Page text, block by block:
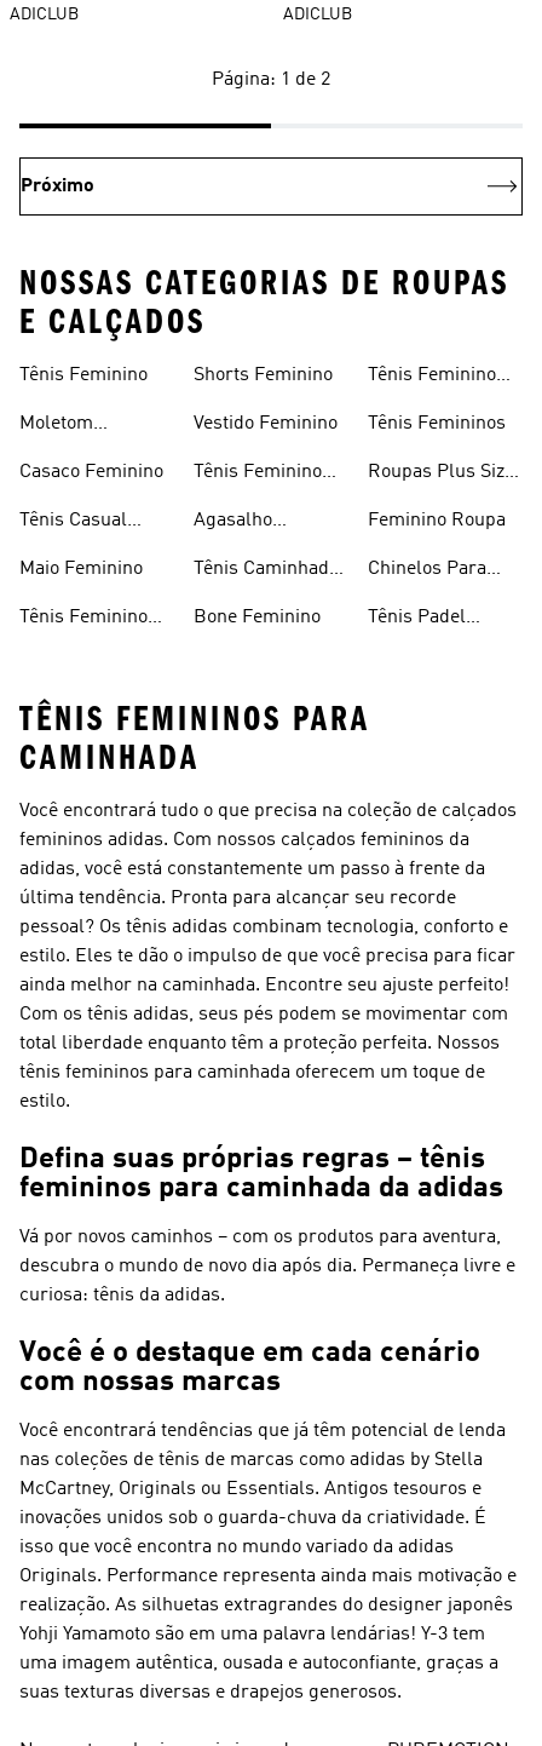
ADICLUB
ADICLUB
Página: 1 de 2
Próximo
NOSSAS CATEGORIAS DE ROUPAS
E CALÇADOS
Tênis Feminino
Moletom
Casaco Feminino
Tênis Casual
Maio Feminino
Tênis Feminino
Shorts Feminino
Vestido Feminino
Tênis Feminino
Agasalho
Tênis Caminhada
Bone Feminino
Tênis Feminino
Tênis Femininos
Roupas Plus Size
Feminino Roupa
Chinelos Para
Tênis Padel
TÊNIS FEMININOS PARA
CAMINHADA
Você encontrará tudo o que precisa na coleção de calçados
femininos adidas. Com nossos calçados femininos da
adidas, você está constantemente um passo à frente da
última tendência. Pronta para alcançar seu recorde
pessoal? Os tênis adidas combinam tecnologia, conforto e
estilo. Eles te dão o impulso de que você precisa para ficar
ainda melhor na caminhada. Encontre seu ajuste perfeito!
Com os tênis adidas, seus pés podem se movimentar com
total liberdade enquanto têm a proteção perfeita. Nossos
tênis femininos para caminhada oferecem um toque de
estilo.
Defina suas próprias regras – tênis
femininos para caminhada da adidas
Vá por novos caminhos – com os produtos para aventura,
descubra o mundo de novo dia após dia. Permaneça livre e
curiosa: tênis da adidas.
Você é o destaque em cada cenário
com nossas marcas
Você encontrará tendências que já têm potencial de lenda
nas coleções de tênis de marcas como adidas by Stella
McCartney, Originals ou Essentials. Antigos tesouros e
inovações unidos sob o guarda-chuva da criatividade. É
isso que você encontra no mundo variado da adidas
Originals. Performance representa ainda mais motivação e
realização. As silhuetas extragrandes do designer japonês
Yohji Yamamoto são em uma palavra lendárias! Y-3 tem
uma imagem autêntica, ousada e autoconfiante, graças a
suas texturas diversas e drapejos generosos.